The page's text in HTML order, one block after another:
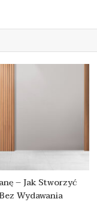
– Jak Stworzyć
Wydawania